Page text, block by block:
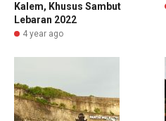
Kalem, Khusus Sambut
Lebaran 2022
4 year ago